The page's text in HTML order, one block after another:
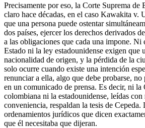
Precisamente por eso, la Corte Suprema de
claro hace décadas, en el caso Kawakita v.
que una persona puede ostentar
dos países, ejercer los derechos derivados
a las obligaciones que cada una impone. Ni
Estado ni la ley estadounidense exigen que
nacionalidad de origen, y la pérdida de la
solo ocurre cuando existe una intención
renunciar a ella, algo que debe probarse,
en un comunicado de prensa. Es decir, ni la
colombiana ni la estadounidense, leídas
conveniencia, respaldan la tesis de
ordenamientos jurídicos que dicen
que él necesitaba que dijeran.